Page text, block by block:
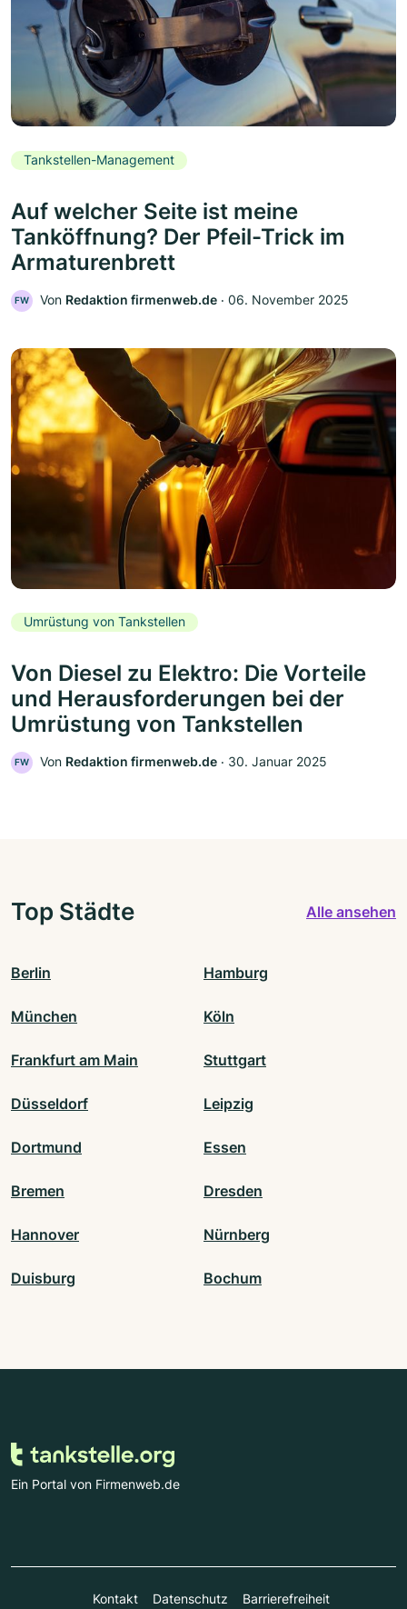
Tankstellen-Management
Auf welcher Seite ist meine
Tanköffnung? Der Pfeil-Trick im
Armaturenbrett
FW Von Redaktion firmenweb.de ‧ 06. November 2025
Umrüstung von Tankstellen
Von Diesel zu Elektro: Die Vorteile
und Herausforderungen bei der
Umrüstung von Tankstellen
FW Von Redaktion firmenweb.de ‧ 30. Januar 2025
Top Städte Alle ansehen
Berlin Hamburg
München Köln
Frankfurt am Main Stuttgart
Düsseldorf Leipzig
Dortmund Essen
Bremen Dresden
Hannover Nürnberg
Duisburg Bochum
Ein Portal von Firmenweb.de
Kontakt Datenschutz Barrierefreiheit